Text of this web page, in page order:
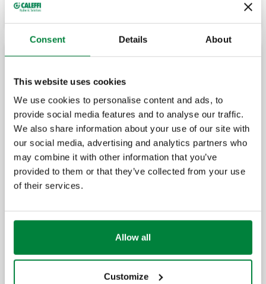
Consent Details About
This website uses cookies
We use cookies to personalise content and ads, to
provide social media features and to analyse our traffic.
We also share information about your use of our site with
our social media, advertising and analytics partners who
may combine it with other information that you’ve
provided to them or that they’ve collected from your use
of their services.
Allow all
Customize
тепловими насосами
CALEFFI HED, високоефективний
деаератор.
деаераторів.